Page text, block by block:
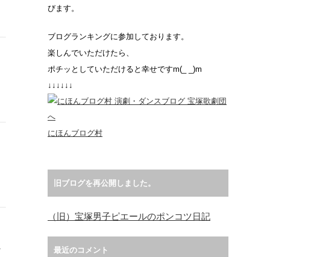
びます。
ブログランキングに参加しております。
楽しんでいただけたら、
ポチッとしていただけると幸せですm(_ _)m
↓↓↓↓↓↓
にほんブログ村
旧ブログを再公開しました。
（旧）宝塚男子ピエールのポンコツ日記
最近のコメント